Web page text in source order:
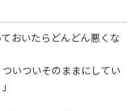
おいたらどんどん悪くな
いついそのままにしてい